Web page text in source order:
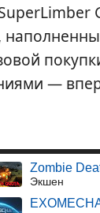
—
Zombie
Экшен